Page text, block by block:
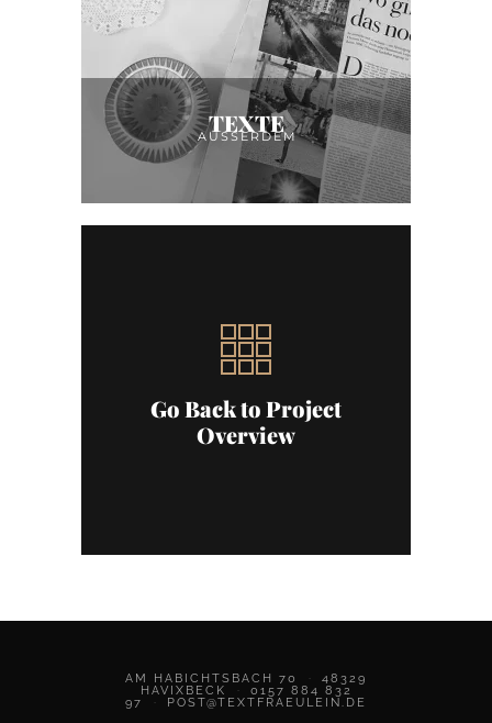
TEXTE
AUSSERDEM
Go Back toProject
Overview
AM HABICHTSBACH 70 ·
48329
HAVIXBECK
·
0157 884 832
97
· POST@TEXTFRAEULEIN.DE